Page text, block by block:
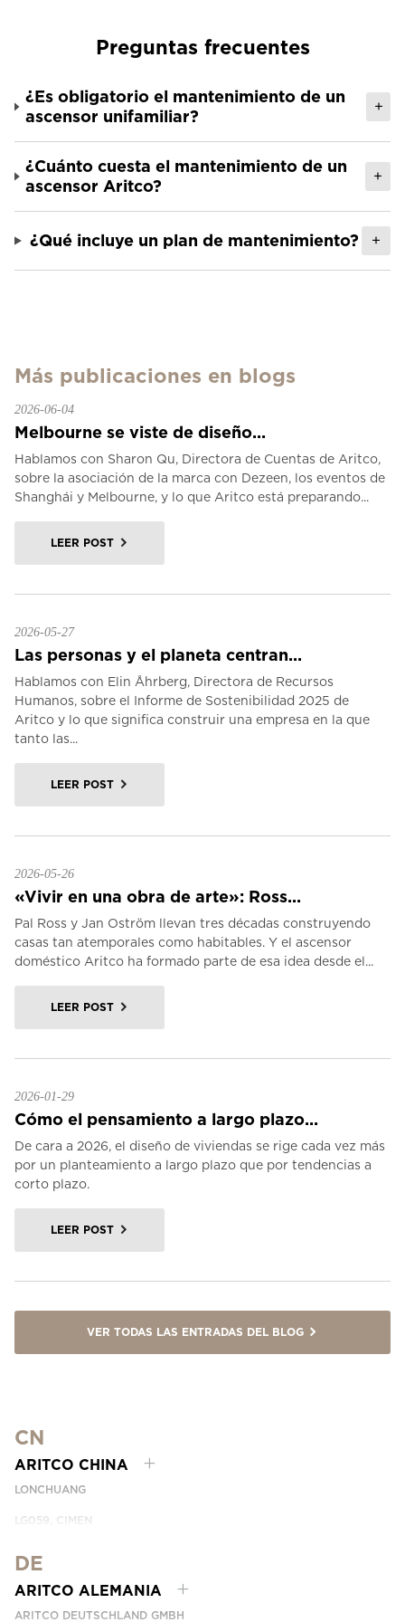
Preguntas frecuentes
¿Es obligatorio el mantenimiento de un
ascensor unifamiliar?
+
¿Cuánto cuesta el mantenimiento de un
ascensor Aritco?
+
¿Qué incluye un plan de mantenimiento? +
Más publicaciones en blogs
2026-06-04
Melbourne se viste de diseño...
Hablamos con Sharon Qu, Directora de Cuentas de Aritco,
sobre la asociación de la marca con Dezeen, los eventos de
Shanghái y Melbourne, y lo que Aritco está preparando...
LEER POST
2026-05-27
Las personas y el planeta centran...
Hablamos con Elin Åhrberg, Directora de Recursos
Humanos, sobre el Informe de Sostenibilidad 2025 de
Aritco y lo que significa construir una empresa en la que
tanto las...
LEER POST
2026-05-26
«Vivir en una obra de arte»: Ross...
Pal Ross y Jan Oström llevan tres décadas construyendo
casas tan atemporales como habitables. Y el ascensor
doméstico Aritco ha formado parte de esa idea desde el...
LEER POST
2026-01-29
Cómo el pensamiento a largo plazo...
De cara a 2026, el diseño de viviendas se rige cada vez más
por un planteamiento a largo plazo que por tendencias a
corto plazo.
LEER POST
VER TODAS LAS ENTRADAS DEL BLOG
CN
ARITCO CHINA
LONCHUANG
LG059, CIMEN
SHANGHAI, CHINA
EMAIL:INFO.CHINA@ARITCO.COM
NÚMERO DE TELÉFONO: +86 400 6233 121
CONTÁCTANOS
DE
ARITCO ALEMANIA
ARITCO DEUTSCHLAND GMBH